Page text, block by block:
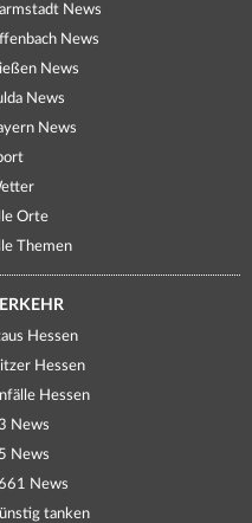
News
News
News
News
News
Orte
Themen
Hessen
Hessen
Hessen
News
News
News
tanken